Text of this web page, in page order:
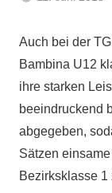
Auch bei der
Bambina U12
ihre starken
beeindruckend
abgegeben,
Sätzen
Bezirksklasse 1